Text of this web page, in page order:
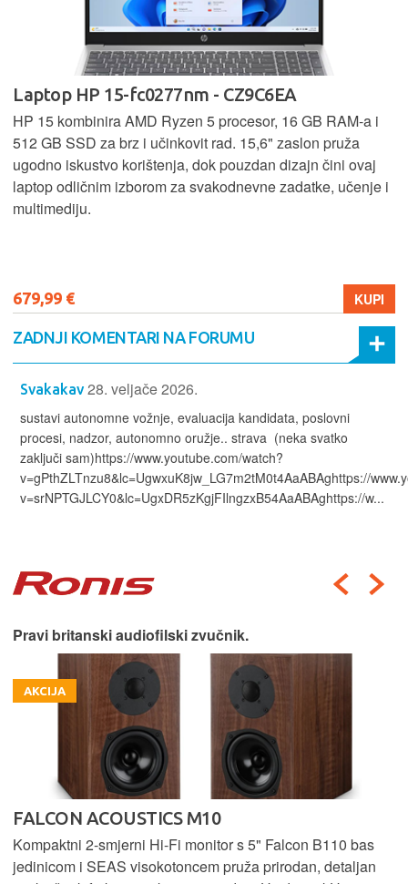
Laptop HP 15-fc0277nm - CZ9C6EA
HP 15 kombinira AMD Ryzen 5 procesor, 16 GB RAM-a i
512 GB SSD za brz i učinkovit rad. 15,6" zaslon pruža
ugodno iskustvo korištenja, dok pouzdan dizajn čini ovaj
laptop odličnim izborom za svakodnevne zadatke, učenje i
multimediju.
679,99 € KUPI
ZADNJI KOMENTARI NA FORUMU
Svakakav 28. veljače 2026.
sustavi autonomne vožnje, evaluacija kandidata, poslovni
procesi, nadzor, autonomno oružje.. strava (neka svatko
zaključi sam)https://www.youtube.com/watch?
v=gPthZLTnzu8&lc=UgwxuK8jw_LG7m2tM0t4AaABAghttps://
v=srNPTGJLCY0&lc=UgxDR5zKgjFIlngzxB54AaABAghttps://w...
Pravi britanski audiofilski zvučnik.
AKCIJA
FALCON ACOUSTICS M10
Kompaktni 2-smjerni Hi-Fi monitor s 5" Falcon B110 bas
jedinicom i SEAS visokotoncem pruža prirodan, detaljan